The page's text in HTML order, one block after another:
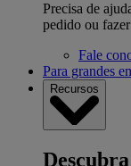
Precisa de
pedido ou
Fale
Para grandes
Recursos